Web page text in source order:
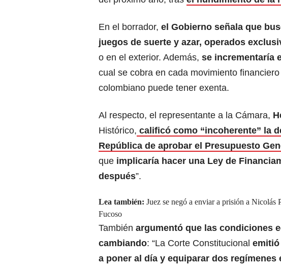
En el borrador, el Gobierno señala que
juegos de suerte y azar, operados
o en el exterior. Además, se incrementaría
cual se cobra en cada movimiento
colombiano puede tener exenta.
Al respecto, el representante a la Cámara,
Histórico, calificó como “incoherente” la
República de aprobar el Presupuesto
que implicaría hacer una Ley de
después”.
Lea también: Juez se negó a enviar a prisión a Nicolás
Fucoso
También argumentó que las condiciones
cambiando: “La Corte Constitucional
a poner al día y equiparar dos regímenes